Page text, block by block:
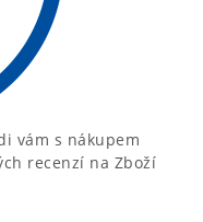
vám s nákupem
recenzí na Zboží